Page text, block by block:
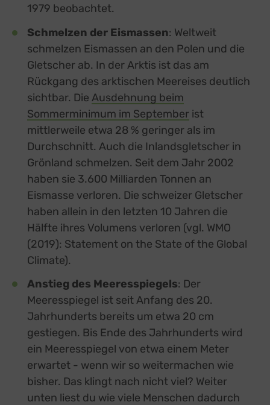
1979 beobachtet.
Schmelzen der Eismassen: Weltweit
schmelzen Eismassen an den Polen und die
Gletscher ab. In der Arktis ist das am
Rückgang des arktischen Meereises deutlich
sichtbar. Die Ausdehnung beim
Sommerminimum im September external link,
ist
mittlerweile etwa 28 % geringer als im
Durchschnitt. Auch die Inlandsgletscher in
Grönland schmelzen. Seit dem Jahr 2002
haben sie 3.600 Milliarden Tonnen an
Eismasse verloren. Die schweizer Gletscher
haben allein in den letzten 10 Jahren die
Hälfte ihres Volumens verloren (vgl. WMO
(2019): Statement on the State of the Global
Climate).
Anstieg des Meeresspiegels: Der
Meeresspiegel ist seit Anfang des 20.
Jahrhunderts bereits um etwa 20 cm
gestiegen. Bis Ende des Jahrhunderts wird
ein Meeresspiegel von etwa einem Meter
erwartet - wenn wir so weitermachen wie
bisher. Das klingt nach nicht viel? Weiter
unten liest du wie viele Menschen dadurch